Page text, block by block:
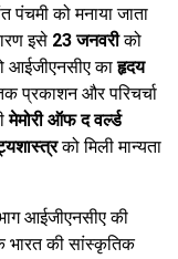
को मनाया जाता
इसे 23 जनवरीको
आईजीएनसीए काहृदय
प्रकाशन और परिचर्चा
मेमोरी ऑफ द वर्ल्ड
को मिली मान्यता
आईजीएनसीए की
भारत की सांस्कृतिक